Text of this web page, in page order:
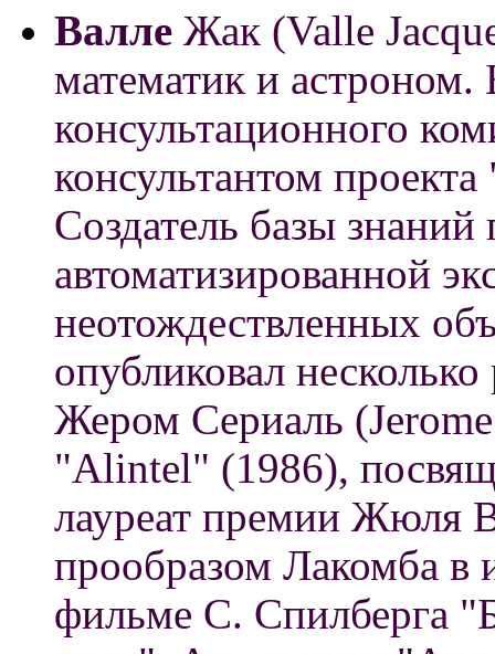
Валле Жак (Valle
математик и
консультационного
консультантом
Создатель базы
автоматизированной
неотождествленных
опубликовал
Жером Сериаль
"Alintel" (1986),
лауреат премии Жюля
прообразом Лакомба
фильме С. Спилберга